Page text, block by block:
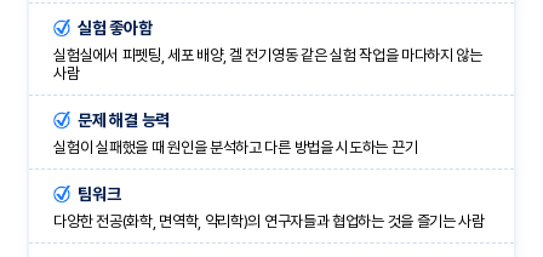
실험 좋아함
실험실에서 피펫팅, 세포 배양, 겔 전기영동 같은 실험 작업을 마다하지 않는
사람
문제 해결 능력
실험이 실패했을 때 원인을 분석하고 다른 방법을 시도하는 끈기
팀워크
다양한 전공(화학, 면역학, 약리학)의 연구자들과 협업하는 것을 즐기는 사람